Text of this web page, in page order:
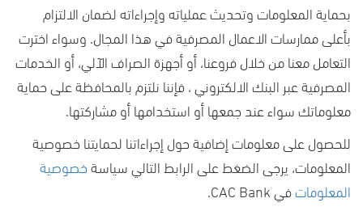
بحماية المعلومات وتحديث عملياته وإجراءاته لضمان الالتزام
بأعلى ممارسات الاعمال المصرفية في هذا المجال. وسواء اخترت
التعامل معنا من خلال فروعنا، أو أجهزة الصراف الآلي، أو الخدمات
المصرفية عبر البنك الالكتروني ، فإننا نلتزم بالمحافظة على حماية
معلوماتك سواء عند جمعها أو استخدامها أو مشاركتها.
للحصول على معلومات إضافية حول إجراءاتنا لحمايتنا خصوصية
المعلومات، يرجى الضغط على الرابط التالي سياسةخصوصية
المعلوماتفي CAC Bank
.